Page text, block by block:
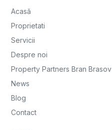
Acasă
Proprietati
Servicii
Despre noi
Property Partners Bran Brasov
News
Blog
Contact